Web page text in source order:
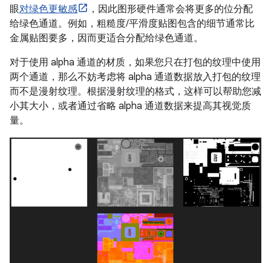
眼对绿色更敏感
，因此图形硬件通常会将更多的位分配
给绿色通道。例如，粗糙度/平滑度贴图包含的细节通常比
金属贴图要多，因而更适合分配给绿色通道。
对于使用 alpha 通道的材质，如果您只在打包的纹理中使用
两个通道，那么不妨考虑将 alpha 通道数据放入打包的纹理
而不是漫射纹理。根据漫射纹理的格式，这样可以帮助您减
小其大小，或者通过省略 alpha 通道数据来提高其视觉质
量。